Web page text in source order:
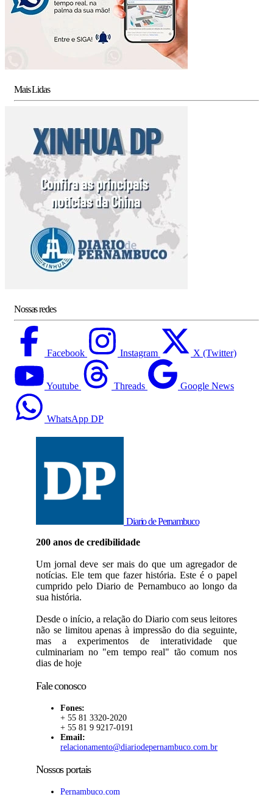
Mais Lidas
Nossas redes
Facebook Instagram X (Twitter)
Youtube Threads Google News
WhatsApp DP
Diario de Pernambuco
200 anos de credibilidade
Um jornal deve ser mais do que um agregador de
notícias. Ele tem que fazer história. Este é o papel
cumprido pelo Diario de Pernambuco ao longo da
sua história.
Desde o início, a relação do Diario com seus leitores
não se limitou apenas à impressão do dia seguinte,
mas a experimentos de interatividade que
culminariam no "em tempo real" tão comum nos
dias de hoje
Fale conosco
Fones:
+ 55 81 3320-2020
+ 55 81 9 9217-0191
Email:
relacionamento@diariodepernambuco.com.br
Nossos portais
Pernambuco.com